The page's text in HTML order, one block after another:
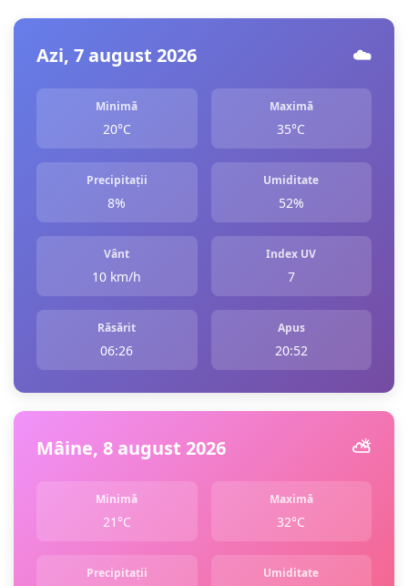
Azi, 7 august 2026 ☁️
Minimă
20°C
Maximă
35°C
Precipitații
8%
Umiditate
52%
Vânt
10 km/h
Index UV
7
Răsărit
06:26
Apus
20:52
Mâine, 8 august 2026 ⛅️
Minimă
21°C
Maximă
32°C
Precipitații Umiditate